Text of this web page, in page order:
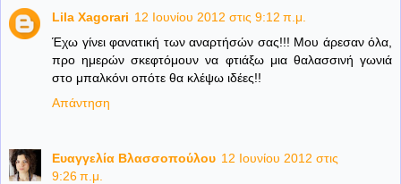
Lila Xagorari 12 Ιουνίου 2012 στις 9:12 π.μ.
Έχω γίνει φανατική των αναρτήσών σας!!! Μου άρεσαν όλα,
προ ημερών σκεφτόμουν να φτιάξω μια θαλασσινή γωνιά
στο μπαλκόνι οπότε θα κλέψω ιδέες!!
Απάντηση
Ευαγγελία Βλασσοπούλου 12 Ιουνίου 2012 στις
9:26 π.μ.